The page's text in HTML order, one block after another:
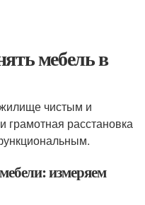
мебель в
чистым и
расстановка
измеряем